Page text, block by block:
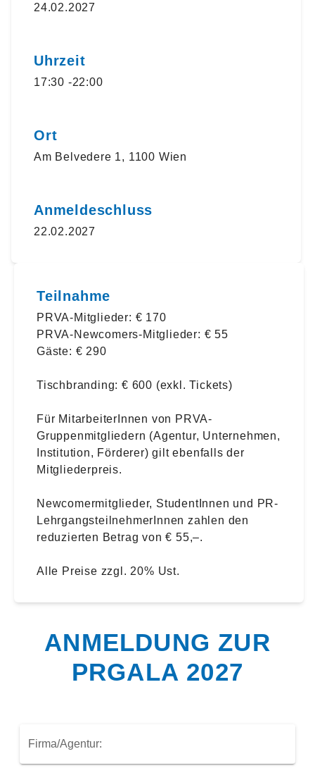
24.02.2027
Uhrzeit
17:30 -22:00
Ort
Am Belvedere 1, 1100 Wien
Anmeldeschluss
22.02.2027
Teilnahme
PRVA-Mitglieder: € 170
PRVA-Newcomers-Mitglieder: € 55
Gäste: € 290
Tischbranding: € 600 (exkl. Tickets)
Für MitarbeiterInnen von PRVA-
Gruppenmitgliedern (Agentur, Unternehmen,
Institution, Förderer) gilt ebenfalls der
Mitgliederpreis.
Newcomermitglieder, StudentInnen und PR-
LehrgangsteilnehmerInnen zahlen den
reduzierten Betrag von € 55,–.
Alle Preise zzgl. 20% Ust.
ANMELDUNG ZUR
PRGALA 2027
Firma/Agentur: